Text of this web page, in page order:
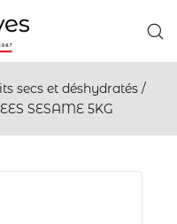
secs et déshydratés /
SESAME 5KG